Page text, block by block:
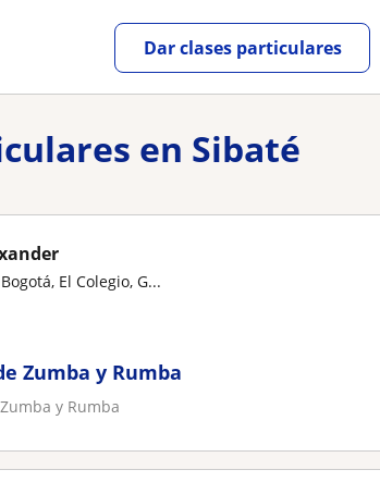
Dar clases particulares
en Sibaté
El Colegio, G...
Zumba y Rumba
y Rumba